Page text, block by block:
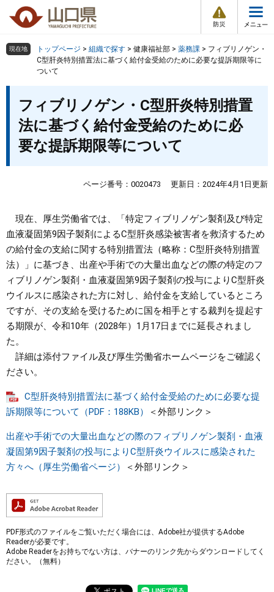
の
で
ー
ば
情
報
メ
ュ
組織で探す
トップページ
教育・文化・スポーツ
しごと・産業・観光
まちづくり
県政情報
検索の仕方 組織で探す サイトマップで探す
現在地 トップページ > 組織で探す > 健康福祉部 > 薬務課 > フィブリノゲン・
C型肝炎特別措置法に基づく給付金受給のために必要な提訴期限等に
ついて
フィブリノゲン・C型肝炎特別措置
法に基づく給付金受給のために必
要な提訴期限等について
ページ番号：0020473 更新日：2024年4月1日更新
現在、厚生労働省では、「特定フィブリノゲン製剤及び特定
血液凝固第9因子製剤によるC型肝炎感染被害者を救済するため
の給付金の支給に関する特別措置法（略称：C型肝炎特別措置
法）」に基づき、出産や手術での大量出血などの際の特定のフ
ィブリノゲン製剤・血液凝固第9因子製剤の投与によりC型肝炎
ウイルスに感染された方に対し、給付金を支給しているところ
ですが、その支給を受けるために国を相手とする裁判を提起す
る期限が、令和10年（2028年）1月17日までに延長されまし
た。
詳細は添付ファイル及び厚生労働省ホームページをご確認く
ださい。
C型肝炎特別措置法に基づく給付金受給のために必要な提
訴期限等について（PDF：188KB）
＜外部リンク＞
出産や手術での大量出血などの際のフィブリノゲン製剤・血液
凝固第9因子製剤の投与によりC型肝炎ウイルスに感染された
方々へ（厚生労働省ページ）
＜外部リンク＞
PDF形式のファイルをご覧いただく場合には、Adobe社が提供するAdobe
Readerが必要です。
Adobe Readerをお持ちでない方は、バナーのリンク先からダウンロードしてく
ださい。（無料）